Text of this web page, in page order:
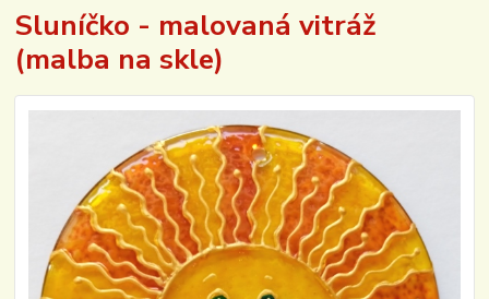
Sluníčko - malovaná vitráž
(malba na skle)